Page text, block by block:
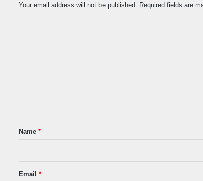
Your email address will not be published. Required fields are
*Name *
Email *